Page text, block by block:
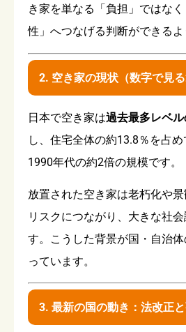
き家を単なる「負担」ではな
性」へつなげる判断ができるよ
2. 空き家の現状（数字で見る
日本で空き家は過去最多レベ
し、住宅全体の約13.8％を占
1990年代の約2倍の規模です。
放置された空き家は老朽化や
リスクにつながり、大きな社
す。こうした背景が国・自治
っています。
3. 最新の国の動き：法改正